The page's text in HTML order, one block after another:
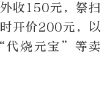
收150元，祭扫
开价200元，以
烧元宝”等卖